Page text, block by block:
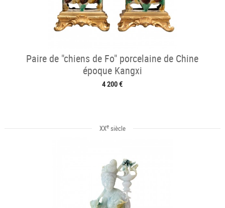
Paire de "chiens de Fo" porcelaine de Chine
époque Kangxi
4 200 €
XXesiècle